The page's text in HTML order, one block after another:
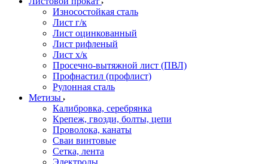
Износостойкая сталь
Лист г/к
Лист оцинкованный
Лист рифленый
Лист х/к
Просечно-вытяжной лист (ПВЛ)
Профнастил (профлист)
Рулонная сталь
Метизы
Калибровка, серебрянка
Крепеж, гвозди, болты, цепи
Проволока, канаты
Сваи винтовые
Сетка, лента
Электроды